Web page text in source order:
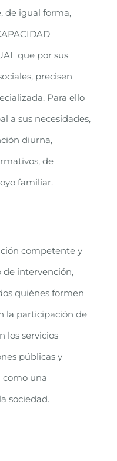
de igual forma,
que por sus
precisen
Para ello
a sus necesidades,
diurna,
de
familiar.
competente y
intervención,
quiénes formen
la participación de
los servicios
públicas y
como una
sociedad.